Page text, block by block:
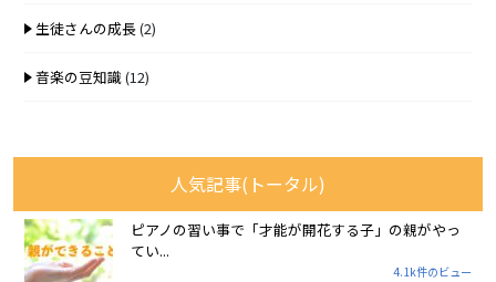
生徒さんの成長(2)
音楽の豆知識(12)
人気記事(トータル)
ピアノの習い事で「才能が開花する子」の親がやっ
てい...
4.1k件のビュー